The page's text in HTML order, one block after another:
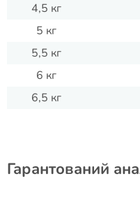
4,5 кг
5 кг
5,5 кг
6 кг
6,5 кг
Гарантований